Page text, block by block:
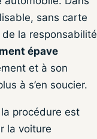
sans carte
la responsabilité
épave
et à son
à s’en soucier.
procédure est
la voiture